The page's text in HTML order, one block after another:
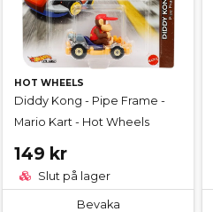
HOT WHEELS
Diddy Kong - Pipe Frame -
Mario Kart - Hot Wheels
149 kr
Slut på lager
Bevaka